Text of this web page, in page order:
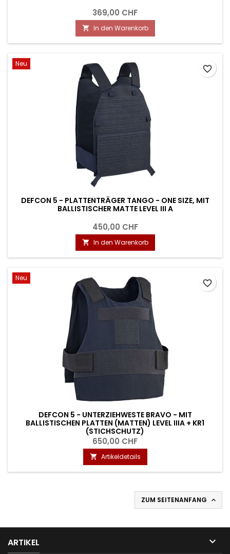
369,00 CHF
 In den Warenkorb
Neu
DEFCON 5 - PLATTENTRÄGER TANGO - ONE SIZE, MIT
BALLISTISCHER MATTE LEVEL III A
450,00 CHF
 In den Warenkorb
favorite_border
Neu
DEFCON 5 - UNTERZIEHWESTE BRAVO - MIT
BALLISTISCHEN PLATTEN (MATTEN) LEVEL IIIA + KR1
(STICHSCHUTZ)
650,00 CHF
 Artikeldetails
favorite_border
ZUM SEITENANFANG 
ARTIKEL 